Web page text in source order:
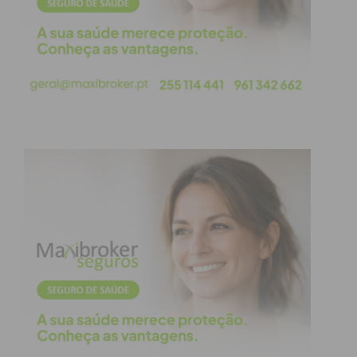
Empresarial de Penafiel, Nuno Brochado “O
Petiscando tem vindo a demonstrar que o concelho
de Penafiel é uma referência na gastronomia
nacional, e a prova é que os empresários referem
é novamente positivo, com a certeza que todo o
investimento nos nossos associados traz
resultados para todos”, explicou, acrescentando
que “este evento tem sempre margem de
crescimento pela qualidade dos nossos espaços
gastronómicos e pela aposta no turismo do nosso
concelho”.
A entrega de prémios aos vencedores será feita
ainda no mês de novembro, em data a ser